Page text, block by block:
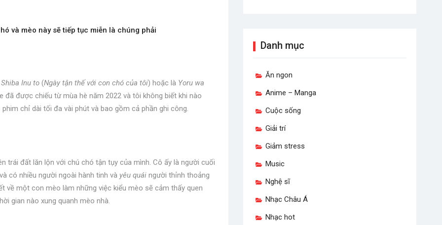
và mèo này sẽ tiếp tục miễn là chúng phải
Inu to (Ngày tận thế với con chó của tôi) hoặc là Yoru wa
đã được chiếu từ mùa hè năm 2022 và tôi không biết khi nào
chỉ dài tối đa vài phút và bao gồm cả phần ghi công.
trái đất lăn lộn với chú chó tận tụy của mình. Cô ấy là người cuối
có nhiều người ngoài hành tinh và yêu quái người thỉnh thoảng
về một con mèo làm những việc kiểu mèo sẽ cảm thấy quen
gian nào xung quanh mèo nhà.
Danh mục
Ăn ngon
Anime – Manga
Cuộc sống
Giải trí
Giảm stress
Music
Nghệ sĩ
Nhạc Châu Á
Nhạc hot